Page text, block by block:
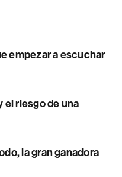
empezar a escuchar
el riesgo de una
la gran ganadora